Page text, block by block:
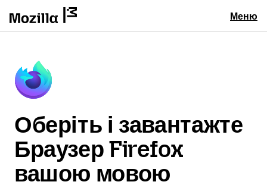
Меню
Оберіть і завантажте
Браузер Firefox
вашою мовою